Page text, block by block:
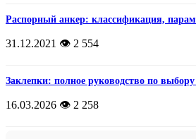
Распорный анкер: классификация,
31.12.2021 👁️ 2 554
Заклепки: полное руководство по
16.03.2026 👁️ 2 258